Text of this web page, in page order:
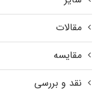
مقالات
مقایسه
نقد و بررسی